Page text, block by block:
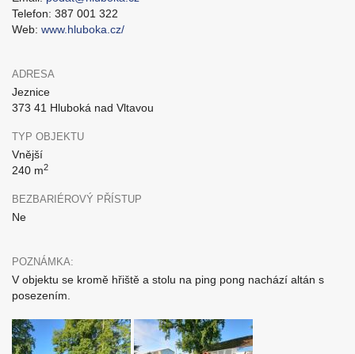
Telefon: 387 001 322
Web: www.hluboka.cz/
ADRESA
Jeznice
373 41 Hluboká nad Vltavou
TYP OBJEKTU
Vnější
240 m2
BEZBARIÉROVÝ PŘÍSTUP
Ne
POZNÁMKA:
V objektu se kromě hřiště a stolu na ping pong nachází altán s
posezením.